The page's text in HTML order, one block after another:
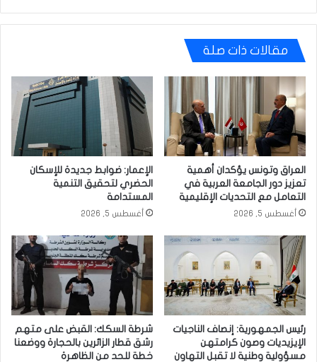
مقالات ذات صلة
العراق وتونس يؤكدان أهمية
تعزيز دور الجامعة العربية في
التعامل مع التحديات الإقليمية
أغسطس 5, 2026
الإعمار: ضوابط جديدة للإسكان
الحضري لتحقيق التنمية
المستدامة
أغسطس 5, 2026
رئيس الجمهورية: إنصاف الناجيات
الإيزيديات وصون كرامتهن
مسؤولية وطنية لا تقبل التهاون
شرطة السكك: القبض على متهم
رشق قطار الزائرين بالحجارة ووضعنا
خطة للحد من الظاهرة